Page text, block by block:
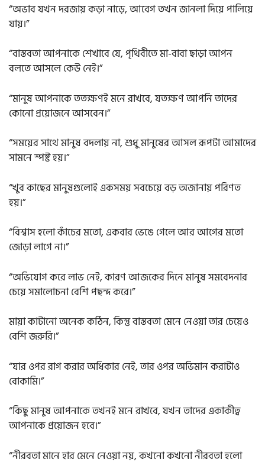
“অভাব যখন দরজায় কড়া নাড়ে, আবেগ তখন জানলা দিয়ে পালিয়ে
যায়।”
“বাস্তবতা আপনাকে শেখাবে যে, পৃথিবীতে মা-বাবা ছাড়া আপন
বলতে আসলে কেউ নেই।”
“মানুষ আপনাকে ততক্ষণই মনে রাখবে, যতক্ষণ আপনি তাদের
কোনো প্রয়োজনে আসবেন।”
“সময়ের সাথে মানুষ বদলায় না, শুধু মানুষের আসল রূপটা আমাদের
সামনে স্পষ্ট হয়।”
“খুব কাছের মানুষগুলোই একসময় সবচেয়ে বড় অজানায় পরিণত
হয়।”
“বিশ্বাস হলো কাঁচের মতো, একবার ভেঙে গেলে আর আগের মতো
জোড়া লাগে না।”
“অভিযোগ করে লাভ নেই, কারণ আজকের দিনে মানুষ সমবেদনার
চেয়ে সমালোচনা বেশি পছন্দ করে।”
মায়া কাটানো অনেক কঠিন, কিন্তু বাস্তবতা মেনে নেওয়া তার চেয়েও
বেশি জরুরি।”
“যার ওপর রাগ করার অধিকার নেই, তার ওপর অভিমান করাটাও
বোকামি।”
“কিছু মানুষ আপনাকে তখনই মনে রাখবে, যখন তাদের একাকীত্ব
আপনাকে প্রয়োজন হবে।”
“নীরবতা মানে হার মেনে নেওয়া নয়, কখনো কখনো নীরবতা হলো